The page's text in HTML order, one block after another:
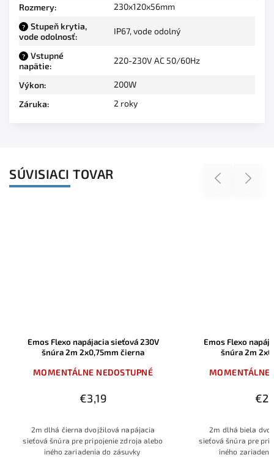
Rozmery: 230x120x56mm
?
Stupeň krytia,
vode odolnosť:
IP67, vode odolný
?
Vstupné
napätie:
220-230V AC 50/60Hz
Výkon:
200W
Záruka: 2 roky
SÚVISIACI TOVAR Previous
sieťová 230V
čierna
NEDOSTUPNÉ
dvojžilová napájacia
pripojenie zdroja alebo
do zásuvky
Emos Flexo napájacia sieťová 230V
šnúra 2m 2x0,75mm biela
MOMENTÁLNE NEDOSTUPNÉ
2m dlhá biela dvojžilová napájacia
sieťová šnúra pre pripojenie zdroja alebo
iného zariadenia do zástrčky
Next